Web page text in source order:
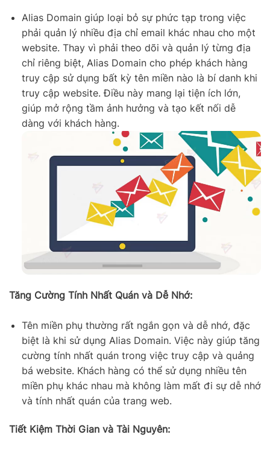
Alias Domain giúp loại bỏ sự phức tạp trong việc
phải quản lý nhiều địa chỉ email khác nhau cho một
website. Thay vì phải theo dõi và quản lý từng địa
chỉ riêng biệt, Alias Domain cho phép khách hàng
truy cập sử dụng bất kỳ tên miền nào là bí danh khi
truy cập website. Điều này mang lại tiện ích lớn,
giúp mở rộng tầm ảnh hưởng và tạo kết nối dễ
dàng với khách hàng.
Tăng Cường Tính Nhất Quán và Dễ Nhớ:
Tên miền phụ thường rất ngắn gọn và dễ nhớ, đặc
biệt là khi sử dụng Alias Domain. Việc này giúp tăng
cường tính nhất quán trong việc truy cập và quảng
bá website. Khách hàng có thể sử dụng nhiều tên
miền phụ khác nhau mà không làm mất đi sự dễ nhớ
và tính nhất quán của trang web.
Tiết Kiệm Thời Gian và Tài Nguyên: